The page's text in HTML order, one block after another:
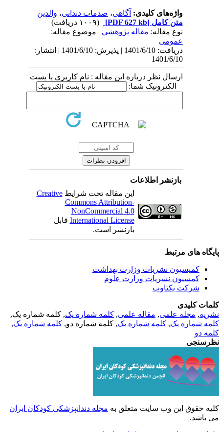
واژه‌های کلیدی:آگاهی،صدمات دندانی،والدین
متن کامل[PDF 627 kb]
نوع مقاله:مقاله پژوهشي| موضوع مقاله:
عمومى
دریافت: 1401/6/10 | پذیرش: 1401/6/10 | انتشار:
1401/6/10
ارسال نظر درباره این مقاله : نام کاربری یا پست
الکترونیک شما:
بازنشر اطلاعات
این مقاله تحت شرایطCreative
Commons Attribution-
NonCommercial 4.0
International Licenseقابل
بازنشر است.
های مرتبط
کمیسیون نشریات وزارت بهداشت
کمسیون نشریات وزارت علوم
شرکت یکتاوب
کلیدی
,مجله علمی, مقاله علمی, کلمه شماره یک, کلمه شماره یک,
شماره یک,کلمه شماره یک, کلمه شماره دو,کلمه شماره یک,
دو
حقوق این وب سایت متعلق بهمجله دندانپزشکی کودکان ایران
باشد.